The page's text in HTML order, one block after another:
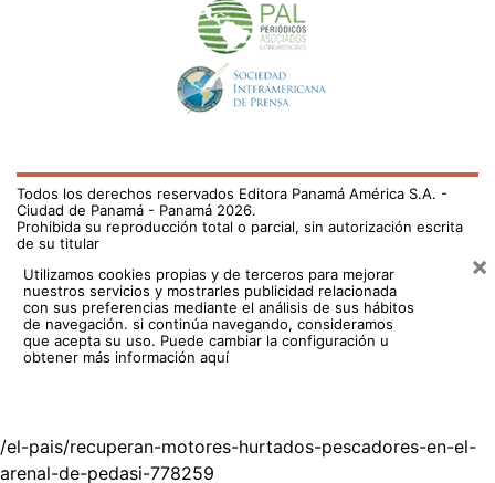
Todos los derechos reservados Editora Panamá América S.A. -
Ciudad de Panamá - Panamá 2026.
Prohibida su reproducción total o parcial, sin autorización escrita
de su titular
Utilizamos cookies propias y de terceros para mejorar
nuestros servicios y mostrarles publicidad relacionada
con sus preferencias mediante el análisis de sus hábitos
de navegación. si continúa navegando, consideramos
que acepta su uso. Puede cambiar la configuración u
obtener más información aquí
×
/el-pais/recuperan-motores-hurtados-pescadores-en-el-
arenal-de-pedasi-778259